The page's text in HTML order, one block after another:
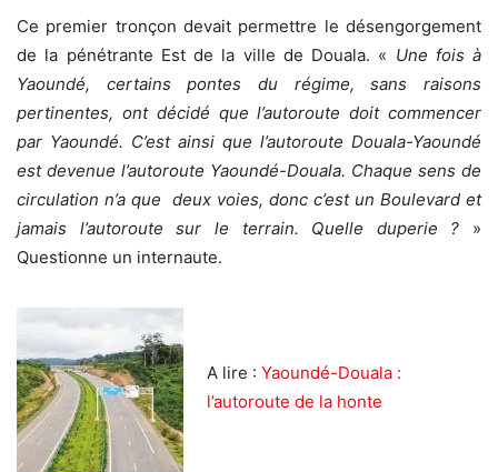
Ce premier tronçon devait permettre le désengorgement
de la pénétrante Est de la ville de Douala. « Une fois à
Yaoundé, certains pontes du régime, sans raisons
pertinentes, ont décidé que l’autoroute doit commencer
par Yaoundé. C’est ainsi que l’autoroute Douala-Yaoundé
est devenue l’autoroute Yaoundé-Douala. Chaque sens de
circulation n’a que deux voies, donc c’est un Boulevard et
jamais l’autoroute sur le terrain. Quelle duperie ? »
Questionne un internaute.
A lire : Yaoundé-Douala :
l’autoroute de la honte